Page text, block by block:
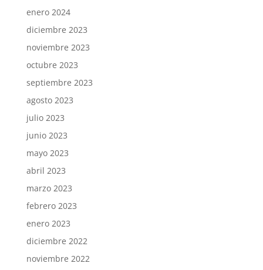
enero 2024
diciembre 2023
noviembre 2023
octubre 2023
septiembre 2023
agosto 2023
julio 2023
junio 2023
mayo 2023
abril 2023
marzo 2023
febrero 2023
enero 2023
diciembre 2022
noviembre 2022